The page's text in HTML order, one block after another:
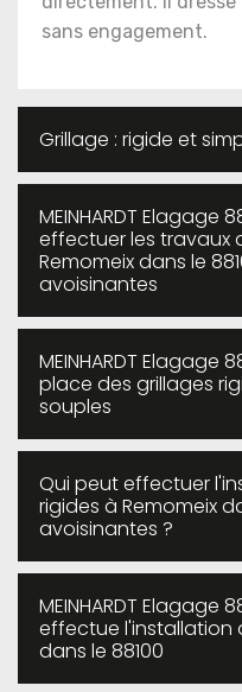
sans engagement.
Grillage : rigide et
MEINHARDT Elagage
effectuer les travaux
Remomeix dans le
avoisinantes
MEINHARDT Elagage
place des grillages
souples
Qui peut effectuer
rigides à Remomeix
avoisinantes ?
MEINHARDT Elagage
effectue l'installation
dans le 88100